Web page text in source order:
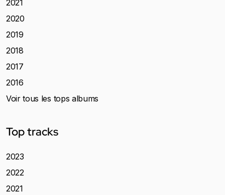
2021
2020
2019
2018
2017
2016
Voir tous les tops albums
Top tracks
2023
2022
2021